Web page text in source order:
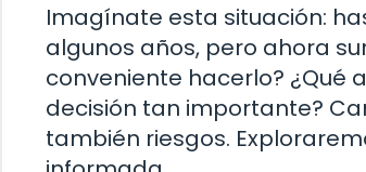
Imagínate esta situación:
algunos años, pero ahora
conveniente hacerlo?
decisión tan importante?
también riesgos.